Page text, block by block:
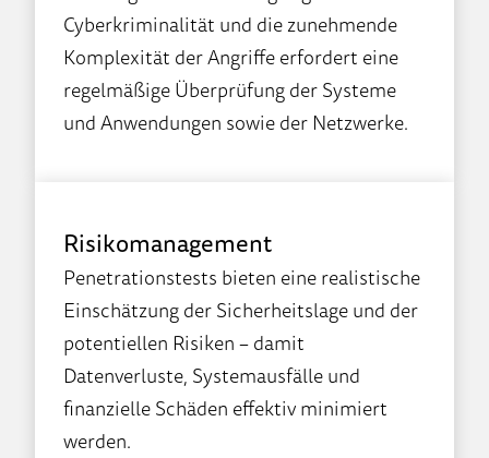
Cyberkriminalität und die zunehmende
Komplexität der Angriffe erfordert eine
regelmäßige Überprüfung der Systeme
und Anwendungen sowie der Netzwerke.
Risikomanagement
Penetrationstests bieten eine realistische
Einschätzung der Sicherheitslage und der
potentiellen Risiken – damit
Datenverluste, Systemausfälle und
finanzielle Schäden effektiv minimiert
werden.